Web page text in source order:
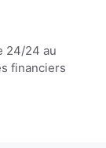
24/24 au
financiers